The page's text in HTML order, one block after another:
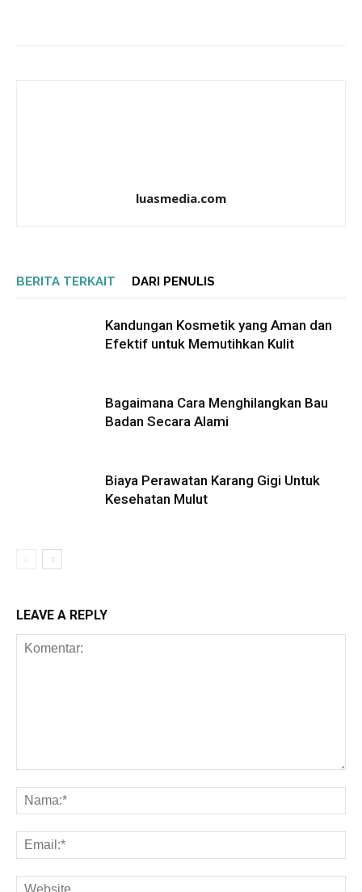
luasmedia.com
BERITA TERKAIT DARI PENULIS
Kandungan Kosmetik yang Aman dan
Efektif untuk Memutihkan Kulit
Bagaimana Cara Menghilangkan Bau
Badan Secara Alami
Biaya Perawatan Karang Gigi Untuk
Kesehatan Mulut
LEAVE A REPLY